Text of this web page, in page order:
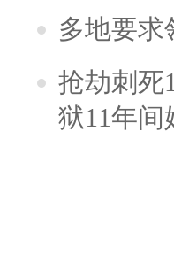
多地要求
抢劫刺死
狱11年